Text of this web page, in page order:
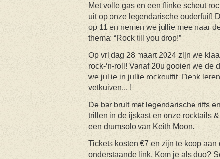
Met volle gas en een flinke scheut
uit op onze legendarische ouderfuif!
op 11 en nemen we jullie mee naar
thema: “Rock till you drop!”
Op vrijdag 28 maart 2024 zijn we
rock-‘n-roll! Vanaf 20u gooien we de
we jullie in jullie rockoutfit. Denk
vetkuiven... !
De bar brult met legendarische riffs
trillen in de ijskast en onze rocktails
een drumsolo van Keith Moon.
Tickets kosten €7 en zijn te koop aan
onderstaande link. Kom je als duo?